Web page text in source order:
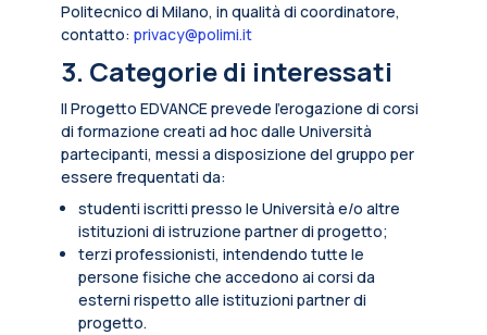
Politecnico di Milano, in qualità di coordinatore,
contatto: privacy@polimi.it
3. Categorie di interessati
Il Progetto EDVANCE prevede l’erogazione di corsi
di formazione creati ad hoc dalle Università
partecipanti, messi a disposizione del gruppo per
essere frequentati da:
studenti iscritti presso le Università e/o altre
istituzioni di istruzione partner di progetto;
terzi professionisti, intendendo tutte le
persone fisiche che accedono ai corsi da
esterni rispetto alle istituzioni partner di
progetto.